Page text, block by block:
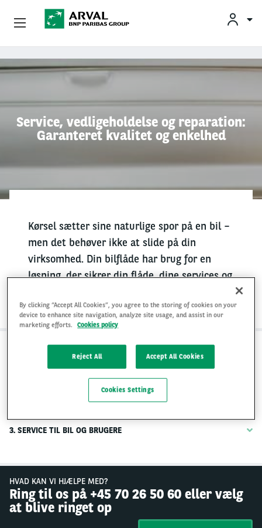
Gå til hovedindhold
Service, vedligeholdelse og reparation:
Garanteret kvalitet og enkelhed
Kørsel sætter sine naturlige spor på en bil –
men det behøver ikke at slide på din
virksomhed. Din bilflåde har brug for en
løsning, der sikrer din flåde, dine services og
2. VI HOLDER DEN HØJESTE KVALITET, SÅ DU KAN FOKUSERE
3. SERVICE TIL BIL OG BRUGERE
HVAD KAN VI HJÆLPE MED?
Ring til os på +45 70 26 50 60 eller vælg
at blive ringet op
Privatleasing
Mobilitetsløsninger
By clicking “Accept All Cookies”, you agree to the storing of cookies on your
device to enhance site navigation, analyze site usage, and assist in our
marketing efforts.
Cookies policy
Reject All Accept All Cookies
Cookies Settings